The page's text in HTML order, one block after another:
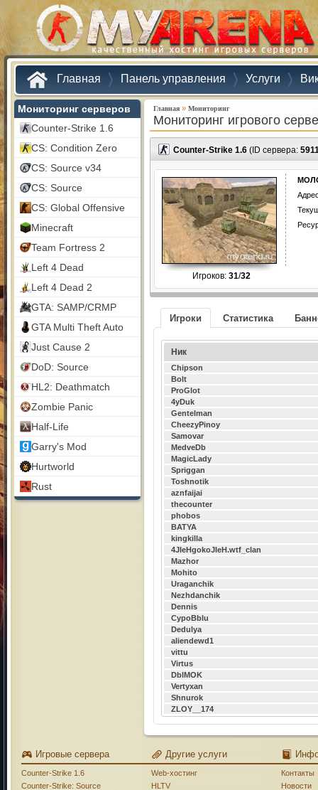
Главная Панель управления Услуги
Мониторинг серверов
Counter-Strike 1.6
CS: Condition Zero
CS: Source v34
CS: Source
CS: Global Offensive
Minecraft
Team Fortress 2
Left 4 Dead
Left 4 Dead 2
GTA: SAMP/CRMP
GTA Multi Theft Auto
Just Cause 2
DoD: Source
HL2: Deathmatch
Zombie Panic
Half-Life
Garry's Mod
Hurtworld
Rust
Главная » Мониторинг
Мониторинг игрового
Counter-Strike 1.6 (ID сервера:
Игроков: 31/32
Игроки Статистика
Ник
Chipson
Bolt
ProGlot
4yDuk
Gentelman
CheezyPinoy
Samovar
MedveDb
MagicLady
Spriggan
Toshnotik
aznfaijai
thecounter
phobos
BATYA
kingkilla
4JIeHgokoJIeH.wtf_clan
Mazhor
Mohito
Uraganchik
Nezhdanchik
Dennis
CypoBblu
Dedulya
aliendewd1
vittu
Virtus
DblMOK
Vertyxan
Shnurok
ZLOY__174
Игровые сервера
Counter-Strike 1.6
Counter-Strike: Source
Другие услуги
Web-хостинг
HLTV
Контакты
Новости